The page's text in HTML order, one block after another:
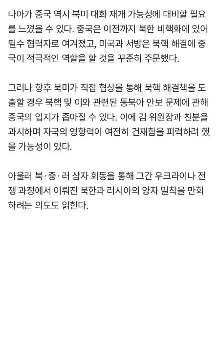
나아가 중국 역시 북미 대화 재개 가능성에 대비할 필요
를 느꼈을 수 있다. 중국은 이전까지 북한 비핵화에 있어
필수 협력자로 여겨졌고, 미국과 서방은 북핵 해결에 중
국이 적극적인 역할을 할 것을 꾸준히 주문했다.
그러나 향후 북미가 직접 협상을 통해 북핵 해결책을 도
출할 경우 북핵 및 이와 관련된 동북아 안보 문제에 관해
중국의 입지가 좁아질 수 있다. 이에 김 위원장과 친분을
과시하며 자국의 영향력이 여전히 건재함을 피력하려 했
을 가능성이 있다.
아울러 북·중·러 삼자 회동을 통해 그간 우크라이나 전
쟁 과정에서 이뤄진 북한과 러시아의 양자 밀착을 만회
하려는 의도도 읽힌다.